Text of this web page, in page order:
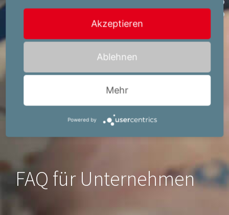
FAQ für Unternehmen
Akzeptieren
Ablehnen
Mehr
Powered by